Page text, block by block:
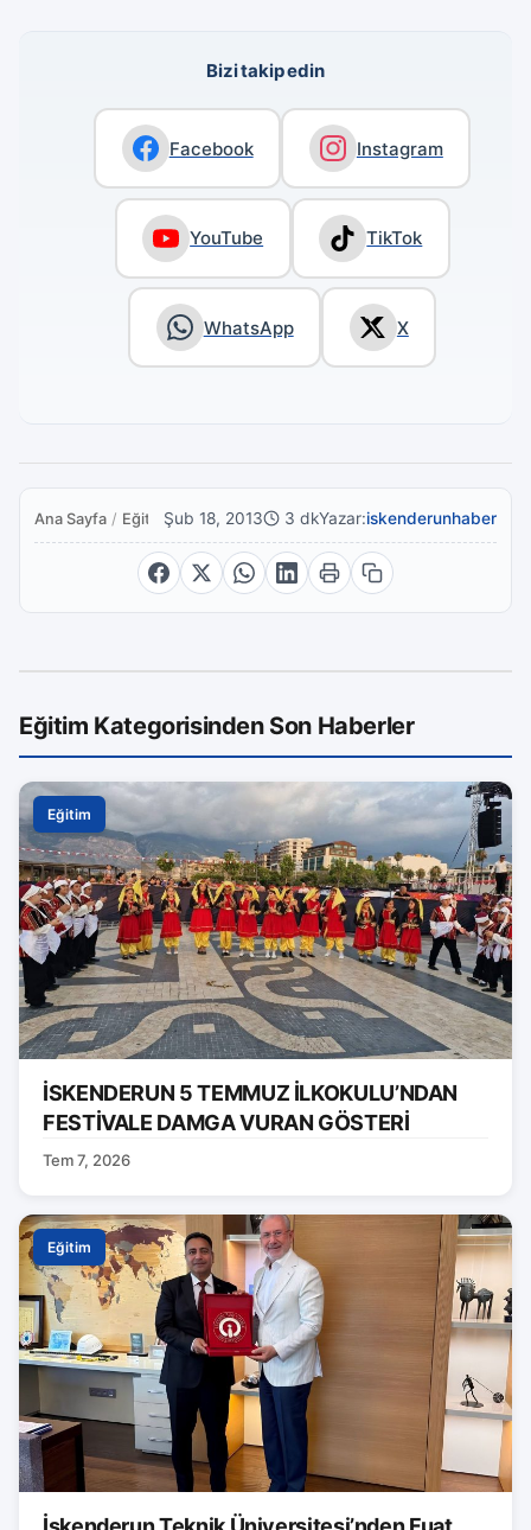
Bizi takip edin
Facebook Instagram
YouTube TikTok
WhatsApp X
Ana Sayfa / EğitimŞub 18, 2013 3 dkYazar:iskenderunhaber
Eğitim Kategorisinden Son Haberler
Eğitim
İSKENDERUN 5 TEMMUZ İLKOKULU’NDAN
FESTİVALE DAMGA VURAN GÖSTERİ
Tem 7, 2026
Eğitim